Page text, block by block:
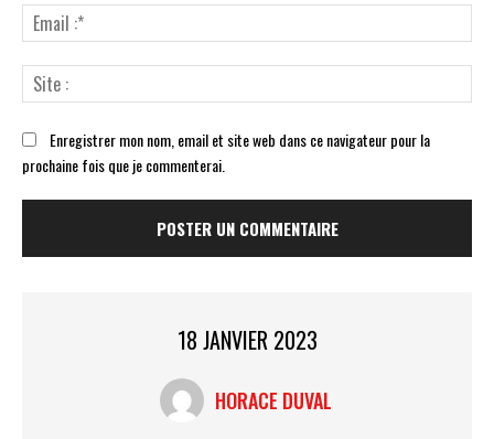
:*
:
Enregistrer mon nom, email et site web dans ce navigateur pour la
prochaine fois que je commenterai.
18 JANVIER 2023
HORACE DUVAL